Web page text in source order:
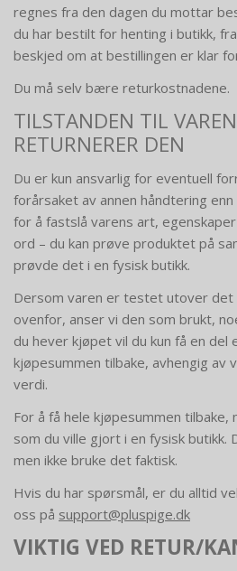
regnes fra den dagen du mottar
du har bestilt for henting i butikk,
beskjed om at bestillingen er klar
Du må selv bære returkostnadene.
TILSTANDEN TIL
RETURNERER DEN
Du er kun ansvarlig for eventuell
forårsaket av annen håndtering
for å fastslå varens art,
ord – du kan prøve produktet på
prøvde det i en fysisk butikk.
Dersom varen er testet utover
ovenfor, anser vi den som brukt,
du hever kjøpet vil du kun få en del
kjøpesummen tilbake, avhengig av
verdi.
For å få hele kjøpesummen
som du ville gjort i en fysisk butikk.
men ikke bruke det faktisk.
Hvis du har spørsmål, er du alltid
oss på support@pluspige.dk
VIKTIG VED RETUR/